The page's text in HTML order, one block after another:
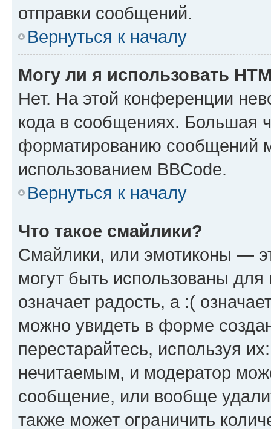
отправки сообщений.
Вернуться к началу
Могу ли я использовать
Нет. На этой конференции
кода в сообщениях. Большая
форматированию сообщений
использованием BBCode.
Вернуться к началу
Что такое смайлики?
Смайлики, или эмотиконы —
могут быть использованы
означает радость, а :(
можно увидеть в форме
перестарайтесь, используя
нечитаемым, и модератор
сообщение, или вообще
также может ограничить